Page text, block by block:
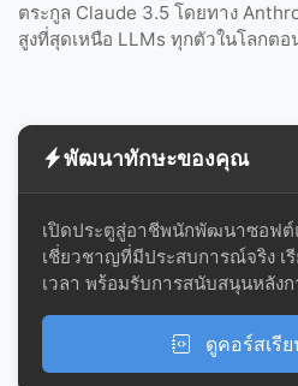
ตระกูล Claude 3.5 โดยทาง
สูงที่สุดเหนือ LLMs ทุกตัวในโลกตอ
พัฒนาทักษะของคุณ
เปิดประตูสู่อาชีพนักพัฒนาซอฟต์
เชี่ยวชาญที่มีประสบการณ์จริง เ
เวลา พร้อมรับการสนับสนุนหลังก
ดูคอร์สเรี